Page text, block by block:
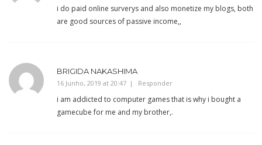
i do paid online surverys and also monetize my blogs, both
are good sources of passive income,,
BRIGIDA NAKASHIMA
16 Junho, 2019 at 20:47 Responder
i am addicted to computer games that is why i bought a
gamecube for me and my brother,.